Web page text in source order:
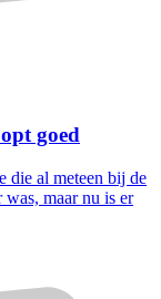
goed
die al meteen bij de
maar nu is er